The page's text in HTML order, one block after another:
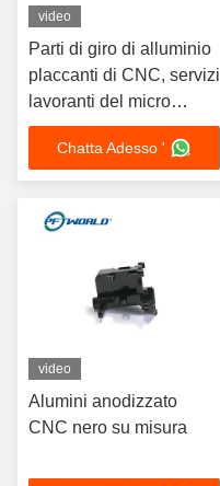
video
Parti di giro di alluminio
placcanti di CNC, servizi
lavoranti del micro
ISO9001
Chatta Adesso '
video
Alumini anodizzato
CNC nero su misura